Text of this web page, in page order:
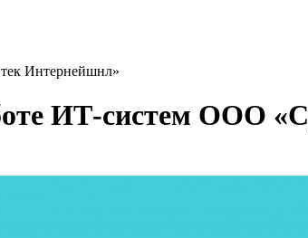
Интернейшнл»
ИТ-систем ООО